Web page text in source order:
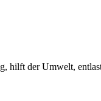
hilft der Umwelt,